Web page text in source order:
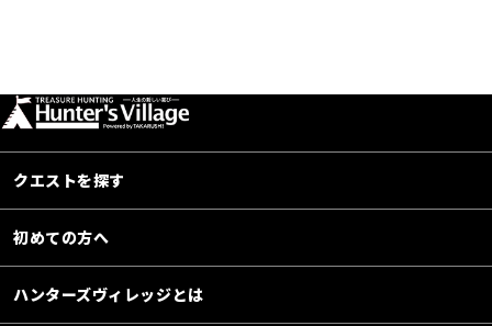
クエストを探す
初めての方へ
ハンターズヴィレッジとは